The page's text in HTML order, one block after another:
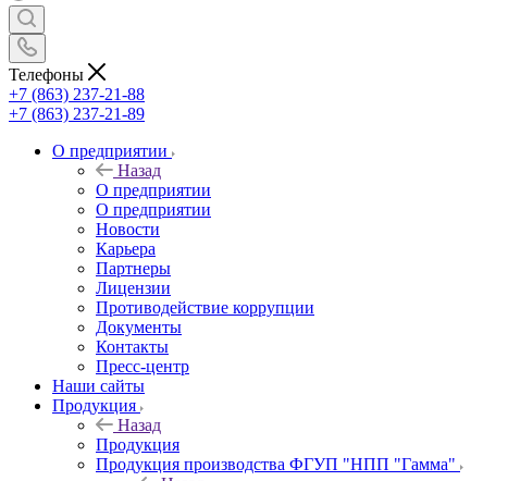
Телефоны
+7 (863) 237-21-88
+7 (863) 237-21-89
О предприятии
Назад
О предприятии
О предприятии
Новости
Карьера
Партнеры
Лицензии
Противодействие коррупции
Документы
Контакты
Пресс-центр
Наши сайты
Продукция
Назад
Продукция
Продукция производства ФГУП "НПП "Гамма"